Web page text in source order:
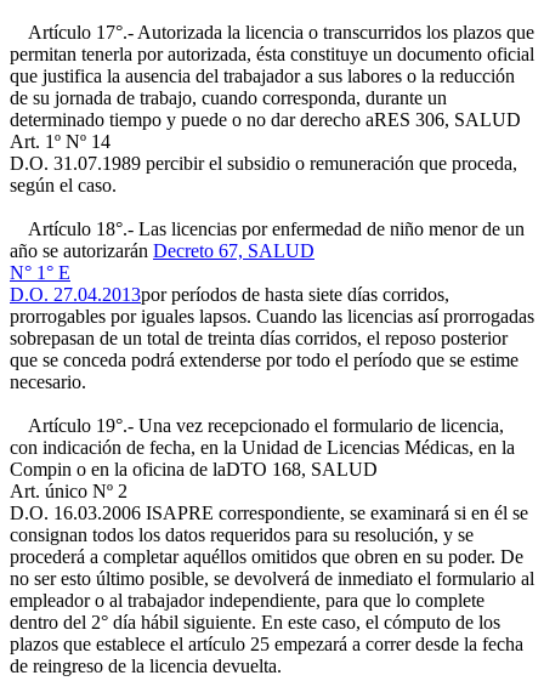
Artículo 17°.- Autorizada la licencia o transcurridos los plazos que
permitan tenerla por autorizada, ésta constituye un documento oficial
que justifica la ausencia del trabajador a sus labores o la reducción
de su jornada de trabajo, cuando corresponda, durante un
determinado tiempo y puede o no dar derecho aRES 306, SALUD
Art. 1º Nº 14
D.O. 31.07.1989 percibir el subsidio o remuneración que proceda,
según el caso.
Artículo 18°.- Las licencias por enfermedad de niño menor de un
año se autorizarán Decreto 67, SALUD
N° 1° E
D.O. 27.04.2013por períodos de hasta siete días corridos,
prorrogables por iguales lapsos. Cuando las licencias así prorrogadas
sobrepasan de un total de treinta días corridos, el reposo posterior
que se conceda podrá extenderse por todo el período que se estime
necesario.
Artículo 19°.- Una vez recepcionado el formulario de licencia,
con indicación de fecha, en la Unidad de Licencias Médicas, en la
Compin o en la oficina de laDTO 168, SALUD
Art. único Nº 2
D.O. 16.03.2006 ISAPRE correspondiente, se examinará si en él se
consignan todos los datos requeridos para su resolución, y se
procederá a completar aquéllos omitidos que obren en su poder. De
no ser esto último posible, se devolverá de inmediato el formulario al
empleador o al trabajador independiente, para que lo complete
dentro del 2° día hábil siguiente. En este caso, el cómputo de los
plazos que establece el artículo 25 empezará a correr desde la fecha
de reingreso de la licencia devuelta.